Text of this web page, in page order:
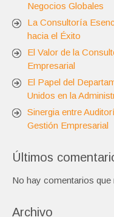
Negocios Globales
La Consultoría
hacia el Éxito
El Valor de la
Empresarial
El Papel del
Unidos en la
Sinergia entre
Gestión Empresarial
Últimos
No hay comentarios que
Archivo